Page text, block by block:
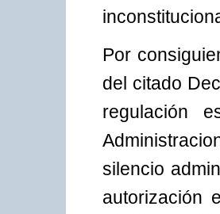
Por
del citado
regulación
silencio
autorización